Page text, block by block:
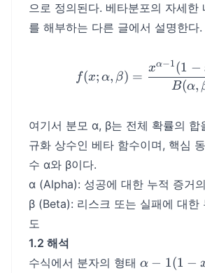
으로 정의된다. 베타분포의 자세한
를 해부하는 다른 글에서 설명한다.
f(x;
f(x; α, β) =
B(α,
xα−1(1 −
여기서 분모 α, β는 전체 확률의 합
규화 상수인 베타 함수이며, 핵심
수 α와 β이다.
α (Alpha): 성공에 대한 누적 증거
β (Beta): 리스크 또는 실패에 대한
도
1.2 해석
수식에서 분자의 형태 α-1(1-
α − 1(1 −